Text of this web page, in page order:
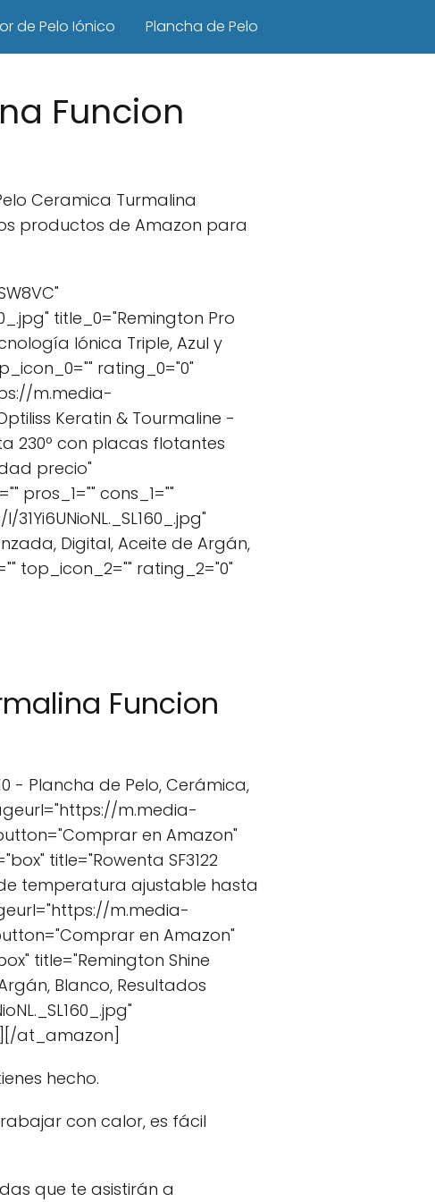
de Pelo Iónico Plancha de Pelo
Funcion
Ceramica Turmalina
productos de Amazon para
title_0="Remington Pro
Iónica Triple, Azul y
rating_0="0"
m.media-
Keratin & Tourmaline -
230º con placas flotantes
precio"
pros_1="" cons_1=""
Digital, Aceite de Argán,
top_icon_2="" rating_2="0"
Funcion
- Plancha de Pelo, Cerámica,
m.media-
en Amazon"
title="Rowenta SF3122
temperatura ajustable hasta
m.media-
en Amazon"
title="Remington Shine
Blanco, Resultados
at_amazon]
hecho.
con calor, es fácil
que te asistirán a